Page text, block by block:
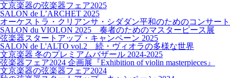
文京楽器の弦楽器フェア2025
SALON de L’ARCHET 2025
オーケストラ・クリアンサ・シダダン平和のためのコンサート
SALON du VIOLON 2025 奏者のためのマスターピース展
弦楽器スタートアップ・キャンペーン 2025
SALON de L'ALTO vol.2 続・ヴィオラの多様な世界
文京楽器 冬のプレミアムバザール 2024-2025
弦楽器フェア2024 企画展『Exhibition of violin masterpieces』
文京楽器の弦楽器フェア2024